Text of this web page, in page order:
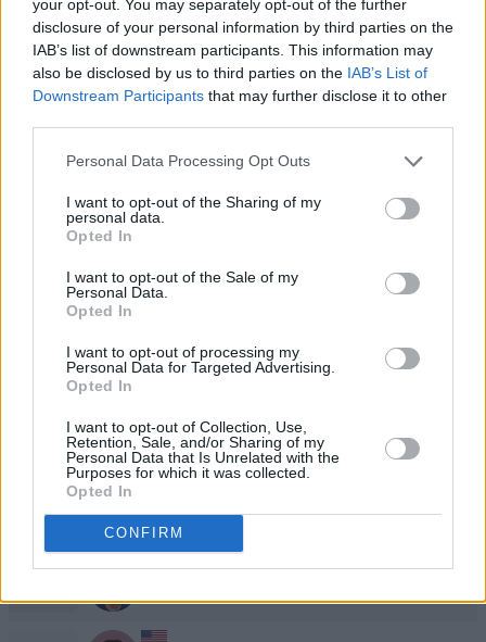
your opt-out. You may separately opt-out of the further
disclosure of your personal information by third parties on the
IAB’s list of downstream participants. This information may
also be disclosed by us to third parties on the IAB’s List of
Downstream Participants that may further disclose it to other
Personal Data Processing Opt Outs
I want to opt-out of the Sharing of my
personal data.
Opted In
I want to opt-out of the Sale of my
Personal Data.
Opted In
I want to opt-out of processing my
Personal Data for Targeted Advertising.
Opted In
I want to opt-out of Collection, Use,
Retention, Sale, and/or Sharing of my
Personal Data that Is Unrelated with the
Purposes for which it was collected.
Opted In
CONFIRM
Oggi
Questa
settimana
Questo mese
Sarai tu? ACCEDI
CHEVYFUZZ 864,960
Bucky
flyswatter 482,650
6 Dajj 370,420